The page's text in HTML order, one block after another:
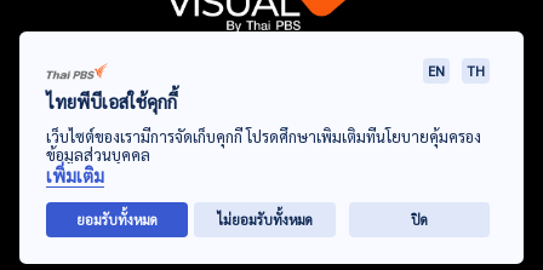
Data VizArticles Topics
© Thai Public Broadcasting Service. All Rights Reserved
2024
ไทยพีบีเอสใช้คุกกี้
EN TH
เว็บไซต์ของเรามีการจัดเก็บคุกกี้ โปรดศึกษาเพิ่มเติมที่นโยบายคุ้มครอง
ข้อมูลส่วนบุคคล
เพิ่มเติม
ยอมรับทั้งหมด ไม่ยอมรับทั้งหมด ปิด